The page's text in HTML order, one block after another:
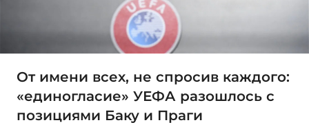
От имени всех, не спросив каждого:
«единогласие» УЕФА разошлось с
позициями Баку и Праги